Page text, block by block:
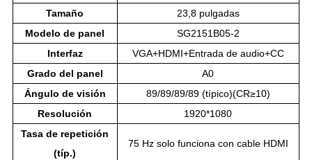
Tamaño
23,8 pulgadas
Modelo de panel
SG2151B05-2
Interfaz
VGA+HDMI+Entrada de audio+CC
Grado del panel
A0
Ángulo de visión
89/89/89/89 (típico)(CR≥10)
Resolución
1920*1080
Tasa de repetición
(típ.)
75 Hz solo funciona con cable HDMI